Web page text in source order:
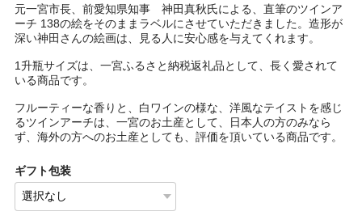
元一宮市長、前愛知県知事 神田真秋氏による、直筆のツインア
ーチ 138の絵をそのままラベルにさせていただきました。造形が
深い神田さんの絵画は、見る人に安心感を与えてくれます。
1升瓶サイズは、一宮ふるさと納税返礼品として、長く愛されて
いる商品です。
フルーティーな香りと、白ワインの様な、洋風なテイストを感じ
るツインアーチは、一宮のお土産として、日本人の方のみなら
ず、海外の方へのお土産としても、評価を頂いている商品です。
ギフト包装